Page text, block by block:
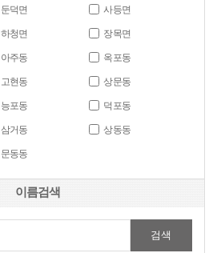
둔덕면 사등면
하청면 장목면
아주동 옥포동
고현동 상문동
능포동 덕포동
삼거동 상동동
문동동
이름검색